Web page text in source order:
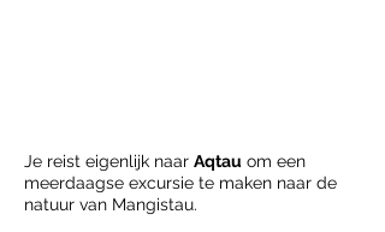
Je reist eigenlijk naar Aqtau om een
meerdaagse excursie te maken naar de
natuur van Mangistau.